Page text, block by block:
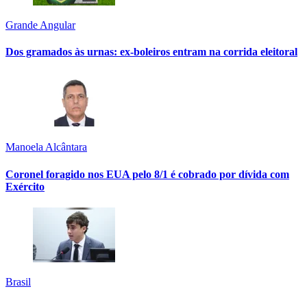
Grande Angular
Dos gramados às urnas: ex-boleiros entram na corrida eleitoral
Manoela Alcântara
Coronel foragido nos EUA pelo 8/1 é cobrado por dívida com
Exército
Brasil